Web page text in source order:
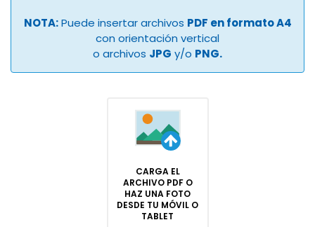
NOTA:Puede insertar archivos PDF en formato A4
con orientación vertical
o archivos JPG y/o PNG.
CARGA EL
ARCHIVO PDF O
HAZ UNA FOTO
DESDE TU MÓVIL O
TABLET